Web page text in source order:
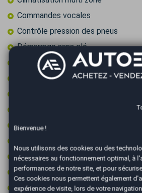
Commandes vocales
Contrôle pression des pneus
Démarrage sans clé
Feux de circulation diurne
Feux de route automatiques
Frein à main électrique
GPS tactile
Intérieur semi-cuir
Jantes 18 pouces
Bienvenue !
Nous utilisons des cookies ou des
nécessaires au fonctionnement optimal, à
performances de notre site, et pour
Ces cookies nous permettent également
expérience de visite, lors de votre